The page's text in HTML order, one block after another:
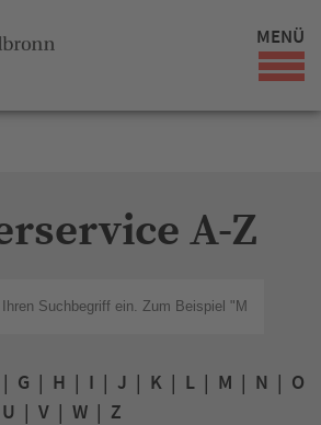
MENÜ
A-Z
| G | H | I | J | K | L | M | N | O
U | V | W | Z